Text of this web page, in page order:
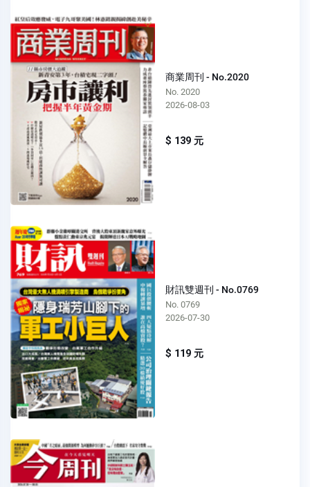
商業周刊 - No.2020
No. 2020
2026-08-03
$ 139 元
財訊雙週刊 - No.0769
No. 0769
2026-07-30
$ 119 元